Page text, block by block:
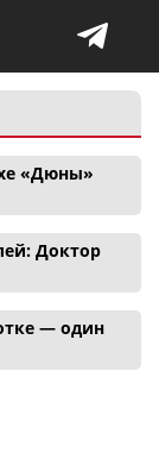
«Дюны»
Доктор
— один